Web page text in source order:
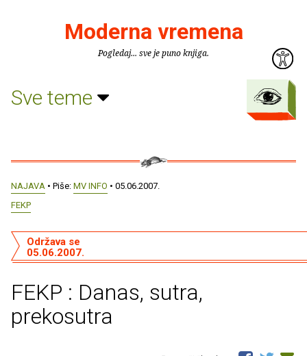
Moderna vremena
Pogledaj... sve je puno knjiga.
Sve teme
NAJAVA • Piše: MV INFO • 05.06.2007.
FEKP
FEKP : Danas, sutra,
prekosutra
Održava se
05.06.2007.